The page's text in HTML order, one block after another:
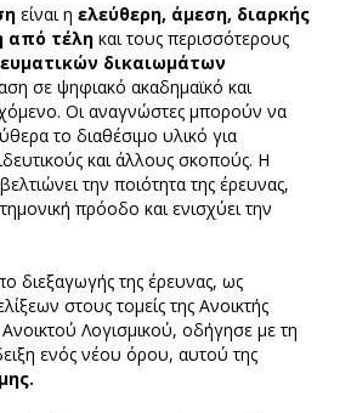
είναι η ελεύθερη, άμεση, διαρκής
από τέλη και τους περισσότερους
δικαιωμάτων
σε ψηφιακό ακαδημαϊκό και
Οι αναγνώστες μπορούν να
το διαθέσιμο υλικό για
και άλλους σκοπούς. Η
την ποιότητα της έρευνας,
πρόοδο και ενισχύει την
διεξαγωγής της έρευνας, ως
στους τομείς της Ανοικτής
Λογισμικού, οδήγησε με τη
ενός νέου όρου, αυτού της